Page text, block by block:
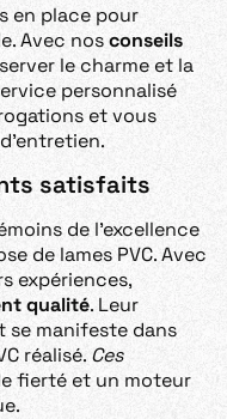
en place pour
Avec nosconseils
le charme et la
personnalisé
et vous
satisfaits
de l’excellence
de lames PVC. Avec
expériences,
qualité. Leur
se manifeste dans
réalisé. Ces
fierté et un moteur